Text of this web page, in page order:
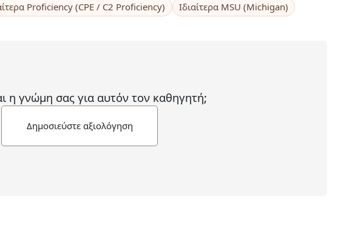
Proficiency (CPE / C2 Proficiency) Ιδιαίτερα MSU (Michigan)
η γνώμη σας για αυτόν τον καθηγητή;
Δημοσιεύστε αξιολόγηση